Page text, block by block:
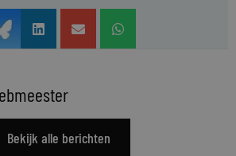
Bekijk alle berichten